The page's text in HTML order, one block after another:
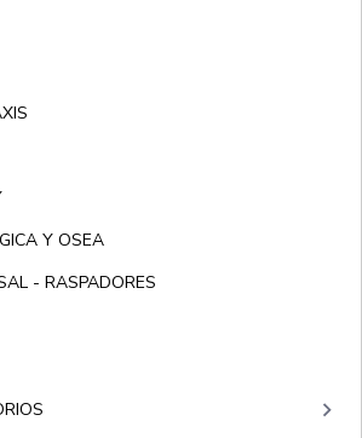
Y OSEA
- RASPADORES
keyboard_arrow_right